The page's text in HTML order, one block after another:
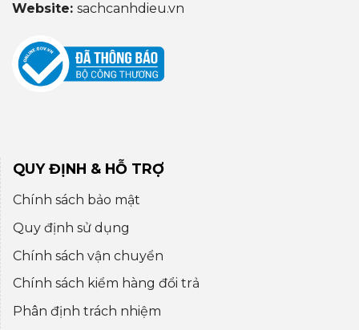
Website: sachcanhdieu.vn
QUY ĐỊNH & HỖ TRỢ
Chính sách bảo mật
Quy định sử dụng
Chính sách vận chuyển
Chính sách kiểm hàng đổi trả
Phân định trách nhiệm